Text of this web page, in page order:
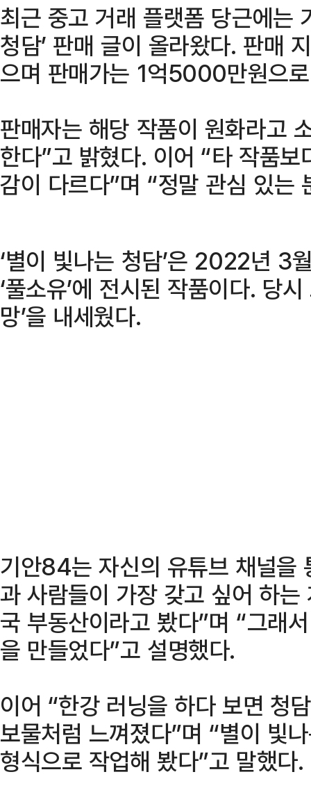
최근 중고 거래 플랫폼 당근에는
청담’ 판매 글이 올라왔다. 판매
으며 판매가는 1억5000만원으
판매자는 해당 작품이 원화라고
한다”고 밝혔다. 이어 “타 작품
감이 다르다”며 “정말 관심 있는
‘별이 빛나는 청담’은 2022년 3
‘풀소유’에 전시된 작품이다. 당
망’을 내세웠다.
기안84는 자신의 유튜브 채널을
과 사람들이 가장 갖고 싶어 하
국 부동산이라고 봤다”며 “그래
을 만들었다”고 설명했다.
이어 “한강 러닝을 하다 보면 청
보물처럼 느껴졌다”며 “별이 빛
형식으로 작업해 봤다”고 말했다.